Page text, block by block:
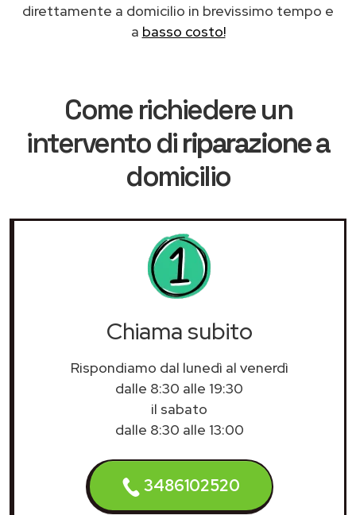
direttamente a domicilio in brevissimo tempo e
a basso costo!
Come richiedere un
intervento diriparazionea
domicilio
Chiama subito
Rispondiamo dal lunedì al venerdì
dalle 8:30 alle 19:30
il sabato
dalle 8:30 alle 13:00
3486102520